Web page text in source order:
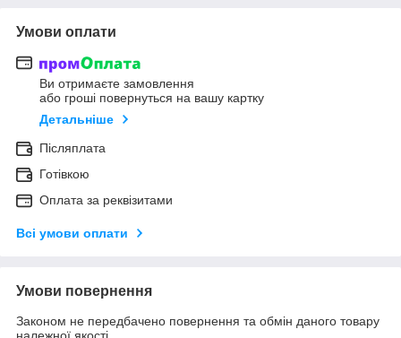
Умови оплати
Ви отримаєте замовлення
або гроші повернуться на вашу картку
Детальніше
Післяплата
Готівкою
Оплата за реквізитами
Всі умови оплати
Умови повернення
Законом не передбачено повернення та обмін даного товару